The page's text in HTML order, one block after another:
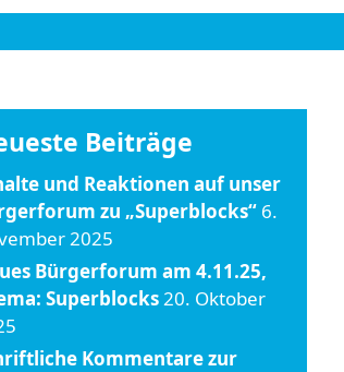
Beiträge
und Reaktionen auf unser
zu „Superblocks“ 6.
2025
Bürgerforum am 4.11.25,
Superblocks20. Oktober
Kommentare zur